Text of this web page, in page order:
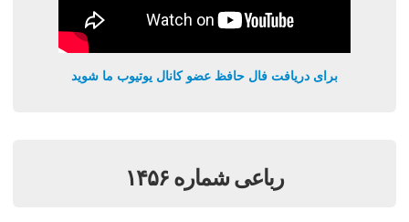
برای دریافت فال حافظ عضو کانال یوتیوب ما شوید
رباعی شماره ۱۴۵۶